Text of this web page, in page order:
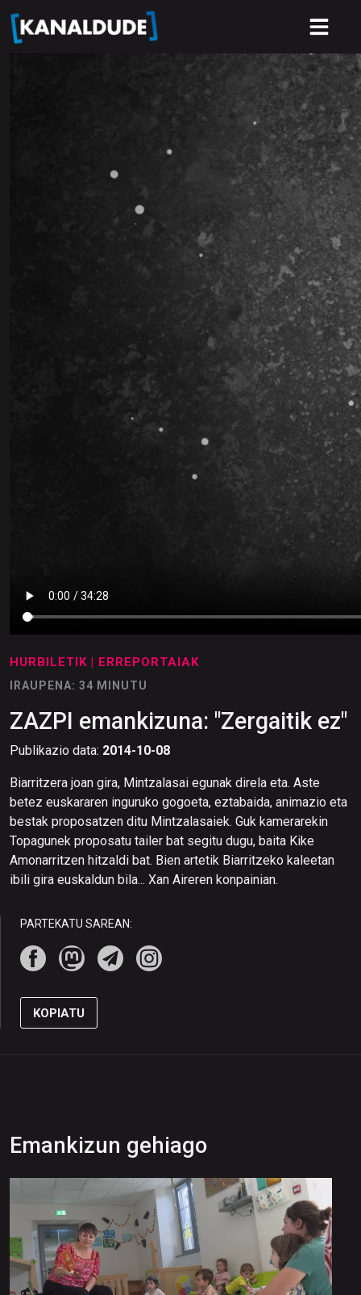
HURBILETIK | ERREPORTAIAK
IRAUPENA: 34 MINUTU
ZAZPI emankizuna: "Zergaitik ez"
Publikazio data: 2014-10-08
Biarritzera joan gira, Mintzalasai egunak direla eta. Aste
betez euskararen inguruko gogoeta, eztabaida, animazio eta
bestak proposatzen ditu Mintzalasaiek. Guk kamerarekin
Topagunek proposatu tailer bat segitu dugu, baita Kike
Amonarritzen hitzaldi bat. Bien artetik Biarritzeko kaleetan
ibili gira euskaldun bila... Xan Aireren konpainian.
PARTEKATU SAREAN:
KOPIATU
Emankizun gehiago